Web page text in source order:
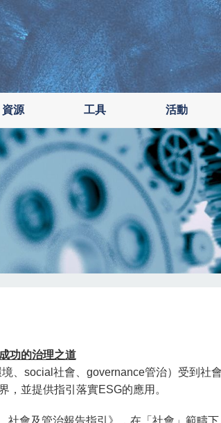
資源 工具 活動
功的治理之道
、social社會、governance管治）受到社
，並提供指引落實ESG的應用。
社會及管治報告指引》，在「社會」範疇